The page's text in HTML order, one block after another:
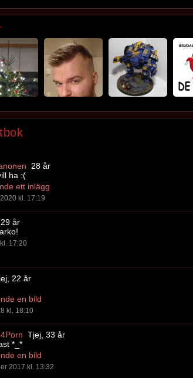
28 år
ha :(
ett inlägg
kl. 17:19
29 år
17:20
22 år
en bild
kl. 18:10
Tjej, 33 år
*_*
en bild
2017 kl. 13:32